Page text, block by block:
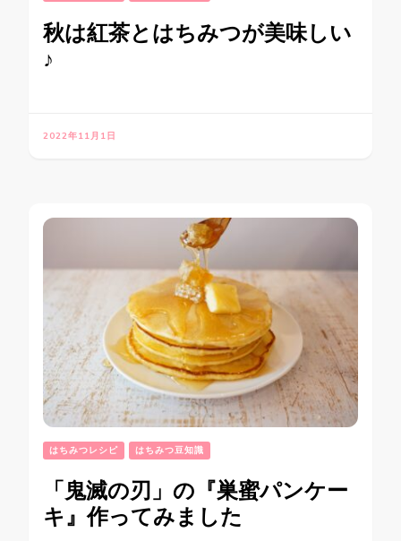
秋は紅茶とはちみつが美味しい
♪
2022年11月1日
はちみつレシピ はちみつ豆知識
「鬼滅の刃」の『巣蜜パンケー
キ』作ってみました